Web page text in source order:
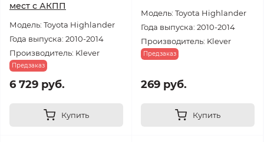
мест с АКПП
Модель: Toyota Highlander
Года выпуска: 2010-2014
Производитель: Klever
Предзаказ
6 729 руб.
Купить
Модель: Toyota Highlander
Года выпуска: 2010-2014
Производитель: Klever
Предзаказ
269 руб.
Купить